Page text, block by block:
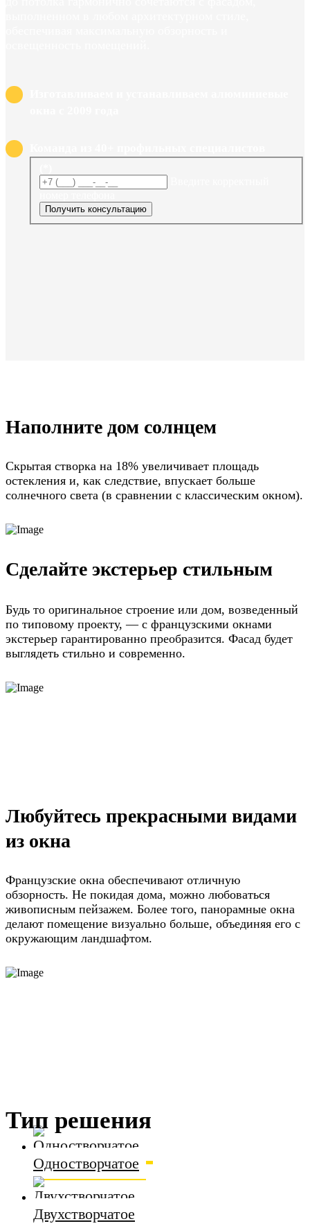
Получить консультацию
Наполните дом солнцем
Скрытая створка на 18% увеличивает площадь
остекления и, как следствие, впускает больше
солнечного света (в сравнении с классическим окном).
Сделайте экстерьер стильным
Будь то оригинальное строение или дом, возведенный
по типовому проекту, — с французскими окнами
экстерьер гарантированно преобразится. Фасад будет
выглядеть стильно и современно.
Любуйтесь прекрасными видами
из окна
Французские окна обеспечивают отличную
обзорность. Не покидая дома, можно любоваться
живописным пейзажем. Более того, панорамные окна
делают помещение визуально больше, объединяя его с
окружающим ландшафтом.
Тип решения
Одностворчатое
Двухстворчатое